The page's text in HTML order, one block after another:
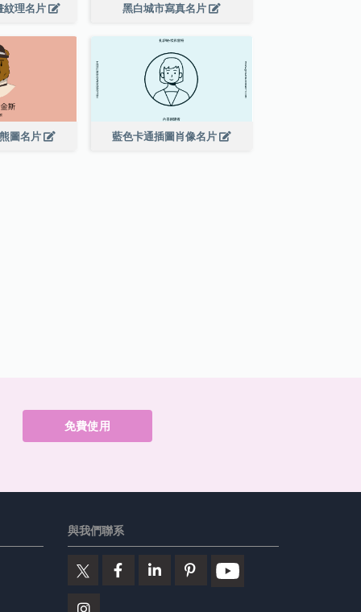
紋理名片 黑白城市寫真名片
圖名片 藍色卡通插圖肖像名片
免費使用
與我們聯系